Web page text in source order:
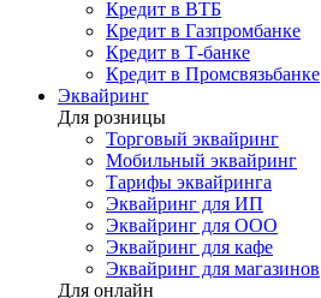
Кредит в ВТБ
Кредит в Газпромбанке
Кредит в Т-банке
Кредит в Промсвязьбанке
Эквайринг
Для розницы
Торговый эквайринг
Мобильный эквайринг
Тарифы эквайринга
Эквайринг для ИП
Эквайринг для ООО
Эквайринг для кафе
Эквайринг для магазинов
Для онлайн